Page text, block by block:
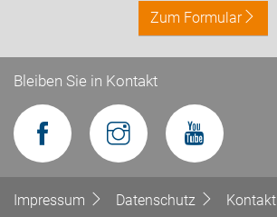
Zum Formular
Bleiben Sie in Kontakt
Impressum Datenschutz Kontakt